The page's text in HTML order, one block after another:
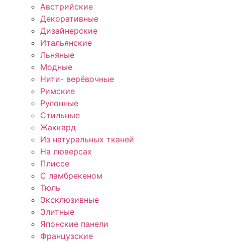
Австрийские
Декоративные
Дизайнерские
Итальянские
Льняные
Модные
Нити- верёвочные
Римские
Рулонные
Стильные
Жаккард
Из натуральных тканей
На люверсах
Плиссе
С ламбрекеном
Тюль
Эксклюзивные
Элитные
Японские панели
Французские